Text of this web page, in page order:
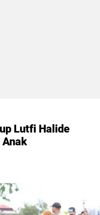
Lutfi Halide
Anak